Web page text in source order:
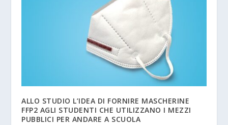
ALLO STUDIO L’IDEA DI FORNIRE MASCHERINE
FFP2 AGLI STUDENTI CHE UTILIZZANO I MEZZI
PUBBLICI PER ANDARE A SCUOLA